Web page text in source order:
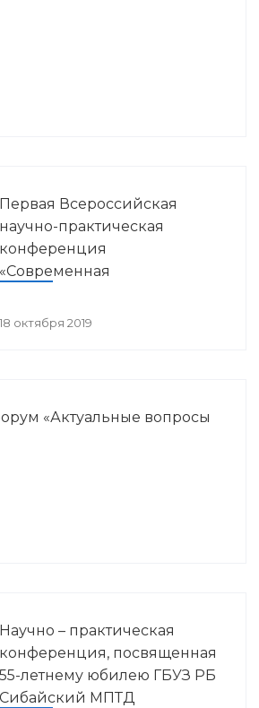
Первая Всероссийская
научно-практическая
конференция
«Современная
вызовы, возможности,
18 октября 2019
«Актуальные вопросы
Научно – практическая
конференция, посвященная
55-летнему юбилею ГБУЗ РБ
Сибайский МПТД